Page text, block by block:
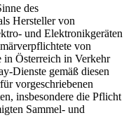
des
Hersteller von
und Elektronikgeräten
von
in Österreich in Verkehr
Dienste gemäß diesen
vorgeschriebenen
insbesondere die Pflicht
Sammel- und